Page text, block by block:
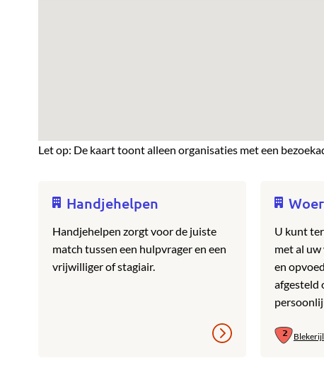
Let op: De kaart toont alleen organisaties met een
Handjehelpen
Handjehelpen zorgt voor de juiste
match tussen een hulpvrager en een
vrijwilliger of stagiair.
U kunt
met al uw
en
afgesteld